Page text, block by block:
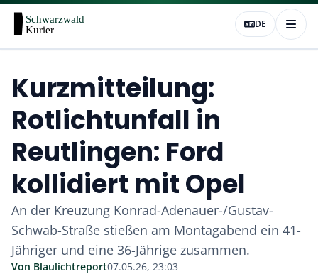
DE
Kurzmitteilung:
Rotlichtunfall in
Reutlingen: Ford
kollidiert mit Opel
An der Kreuzung Konrad-Adenauer-/Gustav-
Schwab-Straße stießen am Montagabend ein 41-
Jähriger und eine 36-Jährige zusammen.
Von Blaulichtreport07.05.26, 23:03